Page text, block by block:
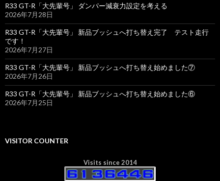
R33 GT-R「大先輩号」 ダンパー減衰力設定を考える
2026年7月28日
R33 GT-R「大先輩号」 新品ブッシュへ打ち替え完了 テスト走行
です！
2026年7月27日
R33 GT-R「大先輩号」 新品ブッシュへ打ち替え始めました⑦
2026年7月26日
R33 GT-R「大先輩号」 新品ブッシュへ打ち替え始めました⑥
2026年7月25日
VISITOR COUNTER
Visits since 2014